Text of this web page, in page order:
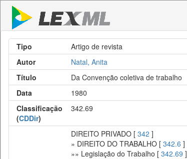
Tipo
Artigo de revista
Autor
Natal, Anita
Título
Da Convenção coletiva de trabalho
Data
1980
Classificação
(CDDir)
342.69
DIREITO PRIVADO [ 342 ]
» DIREITO DO TRABALHO [ 342.6 ]
»» Legislação do Trabalho [ 342.69 ]